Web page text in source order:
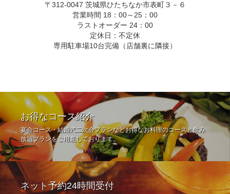
〒312-0047 茨城県ひたちなか市表町３－６
営業時間 18：00～25：00
ラストオーダー 24：00
定休日：不定休
専用駐車場10台完備（店舗裏に隣接）
お得なコース紹介
宴会コース・結婚式二次会プランなどお得なお料理のコースと飲み
放題プランをご用意しております。
ネット予約24時間受付